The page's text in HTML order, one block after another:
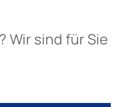
Wir sind für Sie